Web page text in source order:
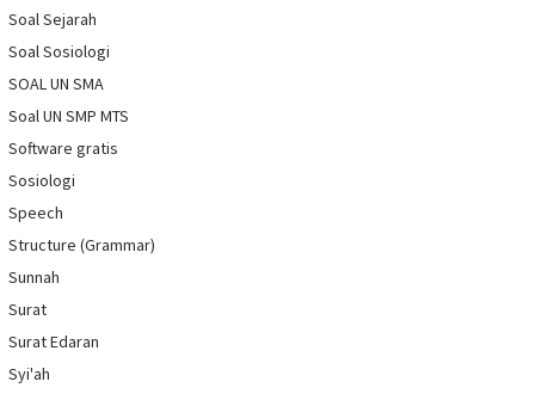
Soal Sejarah
Soal Sosiologi
SOAL UN SMA
Soal UN SMP MTS
Software gratis
Sosiologi
Speech
Structure (Grammar)
Sunnah
Surat
Surat Edaran
Syi'ah